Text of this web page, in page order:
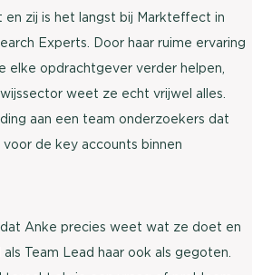
zij is het langst bij Markteffect in
Experts. Door haar ruime ervaring
elke opdrachtgever verder helpen,
weet ze echt vrijwel alles.
aan een team onderzoekers dat
de key accounts binnen
Anke precies weet wat ze doet en
Team Lead haar ook als gegoten.